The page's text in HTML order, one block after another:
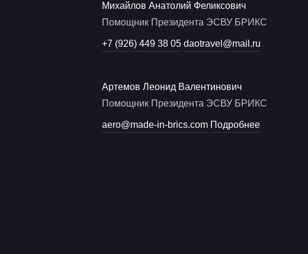
Михайлов Анатолий Феликсович
Помощник Президента ЭСВУ БРИКС
+7 (926) 449 38 05 daotravel@mail.ru
Артемов Леонид Валентинович
Помощник Президента ЭСВУ БРИКС
aero@made-in-brics.com Подробнее